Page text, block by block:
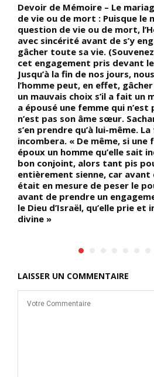
Devoir de Mémoire – Le
de vie ou de mort : Puisque le
question de vie ou de mort,
avec sincérité avant de s’y
gâcher toute sa vie.
cet engagement pris devant le
Jusqu’à la fin de nos jours,
l’homme peut, en effet,
un mauvais choix s’il a fait un
a épousé une femme qui
n’est pas son âme sœur.
s’en prendre qu’à lui-même.
incombera. « De même, si
époux un homme qu’elle sait
bon conjoint, alors tant pis
entièrement sienne, car avant
était en mesure de peser le
avant de prendre un
le Dieu d’Israël, qu’elle prie et
divine »
LAISSER UN COMMENTAIRE